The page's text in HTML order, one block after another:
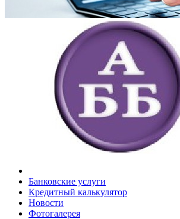
Банковские услуги
Кредитный калькулятор
Новости
Фотогалерея